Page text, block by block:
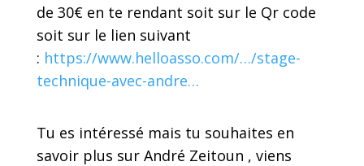
de 30€ en te rendant soit sur le Qr code
soit sur le lien suivant
: https://www.helloasso.com/…/stage-
technique-avec-andre…
Tu es intéressé mais tu souhaites en
savoir plus sur André Zeitoun , viens